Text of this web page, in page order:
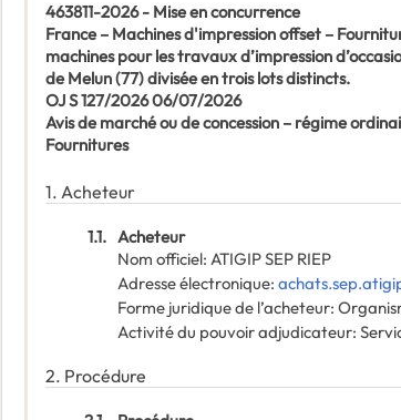
463811-2026 - Mise en concurrence
France – Machines d'impression offset –
machines pour les travaux d’impression
de Melun (77) divisée en trois lots distincts.
OJ S 127/2026 06/07/2026
Avis de marché ou de concession – régime
Fournitures
1. Acheteur
1.1. Acheteur
Nom officiel: ATIGIP SEP RIEP
Adresse électronique:
Forme juridique de l’acheteur:
Activité du pouvoir adjudicateur:
2. Procédure